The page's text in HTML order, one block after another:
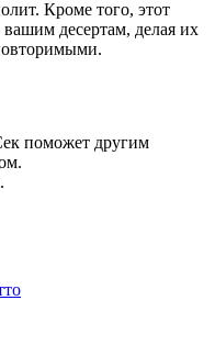
Кроме того, этот
десертам, делая их
поможет другим